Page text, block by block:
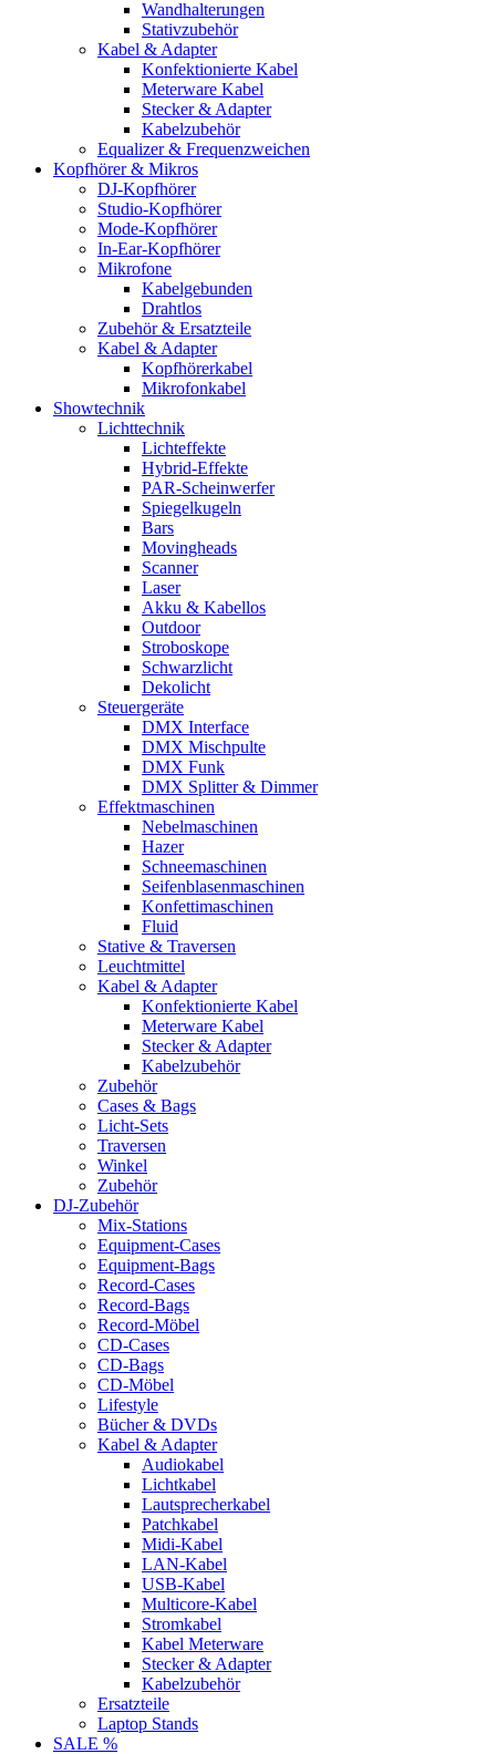
Wandhalterungen
Stativzubehör
Kabel & Adapter
Konfektionierte Kabel
Meterware Kabel
Stecker & Adapter
Kabelzubehör
Equalizer & Frequenzweichen
Kopfhörer & Mikros
DJ-Kopfhörer
Studio-Kopfhörer
Mode-Kopfhörer
In-Ear-Kopfhörer
Mikrofone
Kabelgebunden
Drahtlos
Zubehör & Ersatzteile
Kabel & Adapter
Kopfhörerkabel
Mikrofonkabel
Showtechnik
Lichttechnik
Lichteffekte
Hybrid-Effekte
PAR-Scheinwerfer
Spiegelkugeln
Bars
Movingheads
Scanner
Laser
Akku & Kabellos
Outdoor
Stroboskope
Schwarzlicht
Dekolicht
Steuergeräte
DMX Interface
DMX Mischpulte
DMX Funk
DMX Splitter & Dimmer
Effektmaschinen
Nebelmaschinen
Hazer
Schneemaschinen
Seifenblasenmaschinen
Konfettimaschinen
Fluid
Stative & Traversen
Leuchtmittel
Kabel & Adapter
Konfektionierte Kabel
Meterware Kabel
Stecker & Adapter
Kabelzubehör
Zubehör
Cases & Bags
Licht-Sets
Traversen
Winkel
Zubehör
DJ-Zubehör
Mix-Stations
Equipment-Cases
Equipment-Bags
Record-Cases
Record-Bags
Record-Möbel
CD-Cases
CD-Bags
CD-Möbel
Lifestyle
Bücher & DVDs
Kabel & Adapter
Audiokabel
Lichtkabel
Lautsprecherkabel
Patchkabel
Midi-Kabel
LAN-Kabel
USB-Kabel
Multicore-Kabel
Stromkabel
Kabel Meterware
Stecker & Adapter
Kabelzubehör
Ersatzteile
Laptop Stands
SALE %